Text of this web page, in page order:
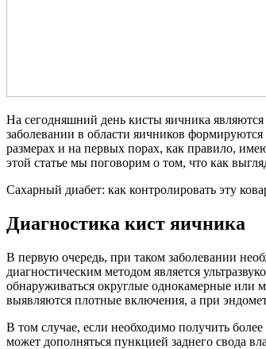
На сегодняшний день кисты яичника
заболевании в области яичников
размерах и на первых порах, как правило,
этой статье мы поговорим о том, что как
Сахарный диабет: как контролировать эту
Диагностика кист яичника
В первую очередь, при таком заболевании
диагностическим методом является
обнаруживаться округлые однокамерные
выявляются плотные включения, а при
В том случае, если необходимо получить
может дополняться пункцией заднего свода